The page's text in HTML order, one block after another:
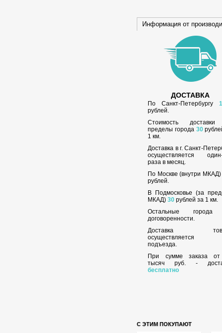
Информация от
ДОСТАВКА
По Санкт-Петербургу
рублей.
Стоимость
пределы города 30
1 км.
Доставка в г. Санкт-
осуществляется
раза в месяц.
По Москве (внутри МКАД)
рублей.
В Подмосковье (за
МКАД)30 рублей за 1 км.
Остальные
договоренности.
Доставка
осуществляется
подъезда.
При сумме заказа
тысяч руб. -
бесплатно
С ЭТИМ ПОКУПАЮТ